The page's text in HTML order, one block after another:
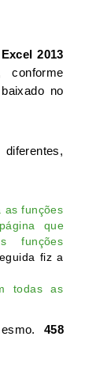
2013
conforme
no
as funções
página que
funções
fiz a
todas as
458